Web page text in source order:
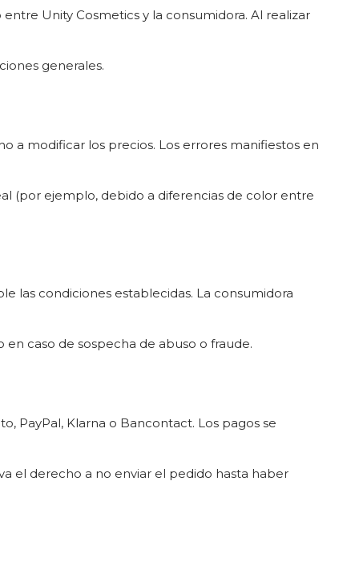
Unity Cosmetics y la consumidora. Al realizar
generales.
a modificar los precios. Los errores manifiestos en
(por ejemplo, debido a diferencias de color entre
las condiciones establecidas. La consumidora
caso de sospecha de abuso o fraude.
PayPal, Klarna o Bancontact. Los pagos se
el derecho a no enviar el pedido hasta haber